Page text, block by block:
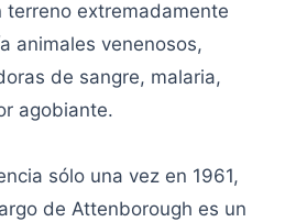
terreno extremadamente
animales venenosos,
de sangre, malaria,
agobiante.
sólo una vez en 1961,
de Attenborough es un